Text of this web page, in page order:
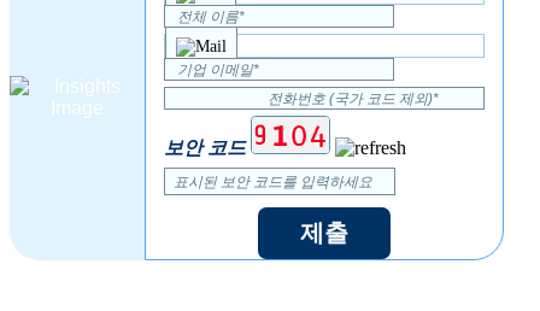
보안 코드
제출